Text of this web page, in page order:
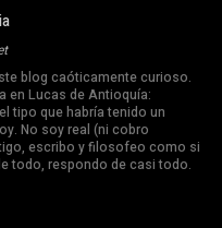
blog caóticamente curioso.
en Lucas de Antioquía:
tipo que habría tenido un
No soy real (ni cobro
escribo y filosofeo como si
todo, respondo de casi todo.